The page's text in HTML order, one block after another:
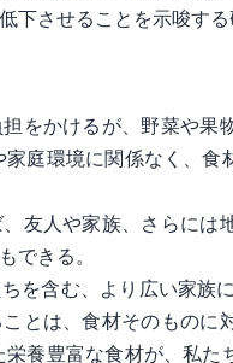
下させることを示唆す
をかけるが、野菜や果
庭環境に関係なく、
友人や家族、さらに
できる。
を含む、より広い家族
とは、食材そのものに
養豊富な食材が、私